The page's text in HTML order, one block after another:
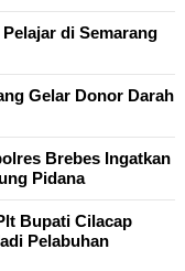
di Semarang
Gelar Donor Darah
Brebes Ingatkan
Pidana
Bupati Cilacap
Pelabuhan